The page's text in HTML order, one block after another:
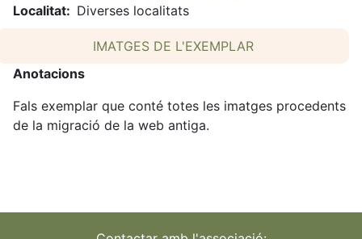
Localitat
Diverses localitats
IMATGES DE L'EXEMPLAR
Anotacions
Fals exemplar que conté totes les imatges procedents
de la migració de la web antiga.